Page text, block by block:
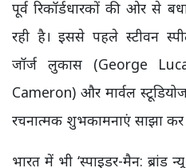
पूर्व रिकॉर्डधारकों की ओर से
रही है। इससे पहले स्टीवन
जॉर्ज लुकास (George
Cameron) और मार्वल
रचनात्मक शुभकामनाएं साझा
भारत में भी ‘स्पाइडर-मैन: ब्रांड